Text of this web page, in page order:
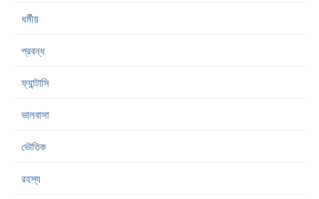
ধর্মীয়
প্রবন্ধ
ফ্যান্টাসি
ভালবাসা
ভৌতিক
রহস্য